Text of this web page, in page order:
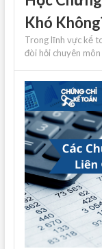
Khó
Trong lĩnh vực kế
đòi hỏi chuyên